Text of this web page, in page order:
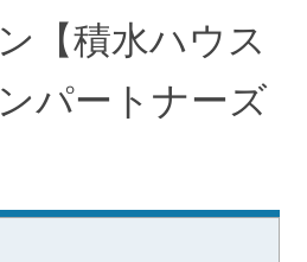
【積水ハウス
パートナーズ